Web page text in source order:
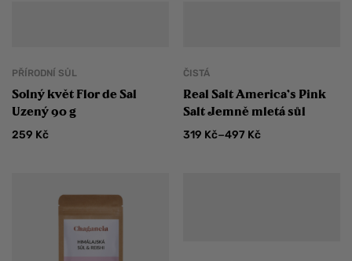
PŘÍRODNÍ SŮL
Solný květ Flor de Sal
Uzený 90 g
259 Kč
ČISTÁ
Real Salt America’s Pink
Salt Jemně mletá sůl
319 Kč–497 Kč